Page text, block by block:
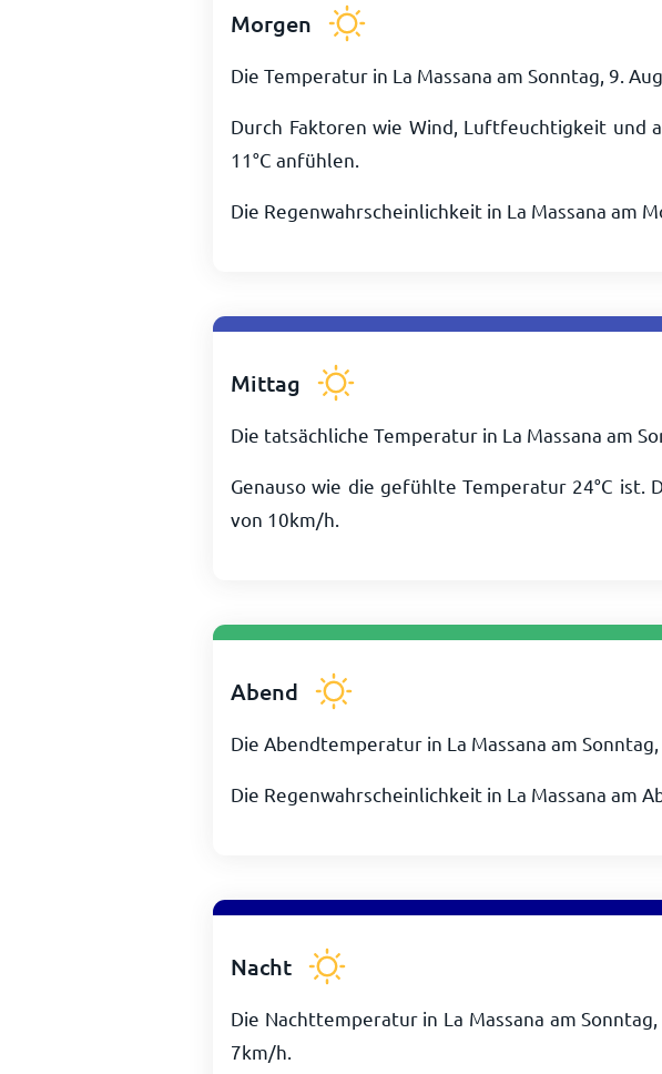
Morgen
Die Temperatur in La Massana am Sonntag, 9.
Durch Faktoren wie Wind, Luftfeuchtigkeit und
11°C anfühlen.
Die Regenwahrscheinlichkeit in La Massana am
Mittag
Die tatsächliche Temperatur in La Massana am
Genauso wie die gefühlte Temperatur 24°C ist.
von 10km/h
Abend
Die Abendtemperatur in La Massana am
Die Regenwahrscheinlichkeit in La Massana am
Nacht
Die Nachttemperatur in La Massana am
7km/h